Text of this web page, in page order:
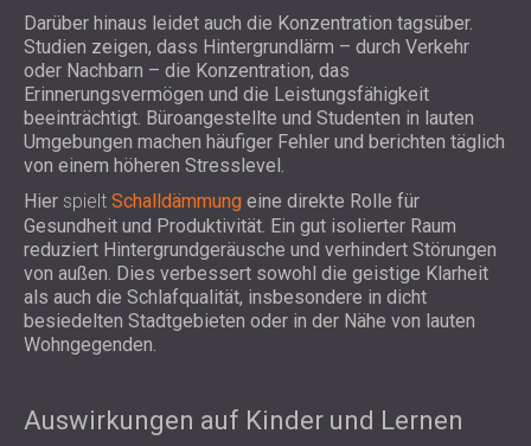
Darüber hinaus leidet auch die Konzentration tagsüber.
Studien zeigen, dass Hintergrundlärm – durch Verkehr
oder Nachbarn – die Konzentration, das
Erinnerungsvermögen und die Leistungsfähigkeit
beeinträchtigt. Büroangestellte und Studenten in lauten
Umgebungen machen häufiger Fehler und berichten täglich
von einem höheren Stresslevel.
Hier spielt Schalldämmung eine direkte Rolle für
Gesundheit und Produktivität. Ein gut isolierter Raum
reduziert Hintergrundgeräusche und verhindert Störungen
von außen. Dies verbessert sowohl die geistige Klarheit
als auch die Schlafqualität, insbesondere in dicht
besiedelten Stadtgebieten oder in der Nähe von lauten
Wohngegenden.
Auswirkungen auf Kinder und Lernen